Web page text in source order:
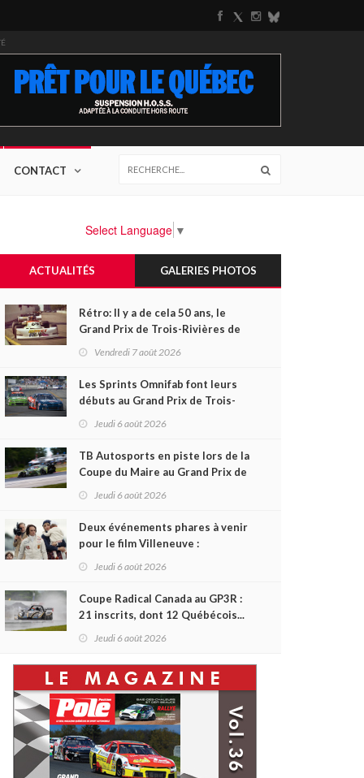
CONTACT
Select Language ▼
ACTUALITÉS GALERIES PHOTOS
Rétro: Il y a de cela 50 ans, le
Grand Prix de Trois-Rivières de
1976
Vendredi 7 août 2026
Les Sprints Omnifab font leurs
débuts au Grand Prix de Trois-
Rivières avec un format inspiré
Jeudi 6 août 2026
TB Autosports en piste lors de la
Coupe du Maire au Grand Prix de
Trois-Rivières
Jeudi 6 août 2026
Deux événements phares à venir
pour le film Villeneuve :
L'ascension d'une légende (+
Jeudi 6 août 2026
Coupe Radical Canada au GP3R :
21 inscrits, dont 12 Québécois...
et un premier gain d'Antoine
Jeudi 6 août 2026